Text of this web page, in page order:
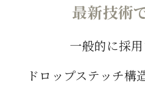
最新技術
一般的に採
ドロップステッチ構